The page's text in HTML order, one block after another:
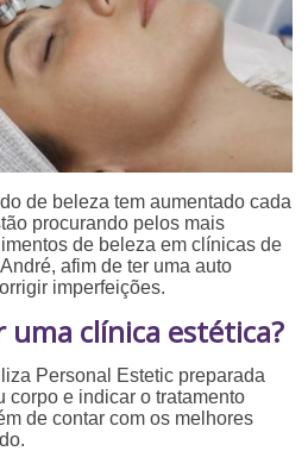
de beleza tem aumentado cada
procurando pelos mais
de beleza em clínicas de
afim de ter uma auto
imperfeições.
clínica estética?
Personal Estetic preparada
corpo e indicar o tratamento
de contar com os melhores